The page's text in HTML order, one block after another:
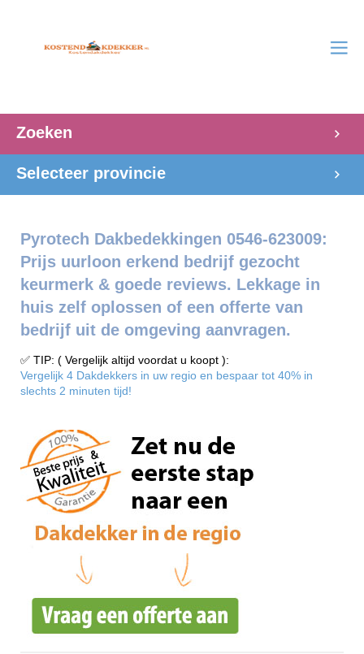
Zoeken
Selecteer provincie
Pyrotech Dakbedekkingen 0546-623009:
Prijs uurloon erkend bedrijf gezocht
keurmerk & goede reviews. Lekkage in
huis zelf oplossen of een offerte van
bedrijf uit de omgeving aanvragen.
✅ TIP: ( Vergelijk altijd voordat u koopt ):
Vergelijk 4 Dakdekkers in uw regio en bespaar tot 40% in
slechts 2 minuten tijd!